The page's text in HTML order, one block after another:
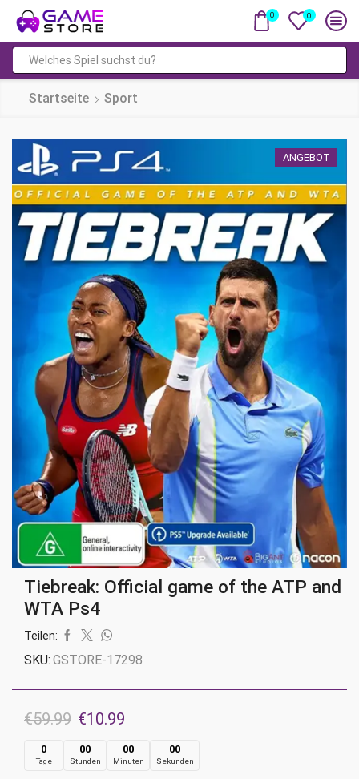
0 0
Startseite Sport
ANGEBOT
Tiebreak: Official game of the ATP and
WTA Ps4
Teilen:
SKU: GSTORE-17298
€59.99 Ursprünglicher
Preis
war:
€10.99
Preis
ist:
0
Tage
00
Stunden
00
Minuten
00
Sekunden